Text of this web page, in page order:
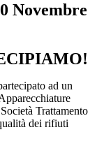
Novembre
ad un
Trattamento
dei rifiuti